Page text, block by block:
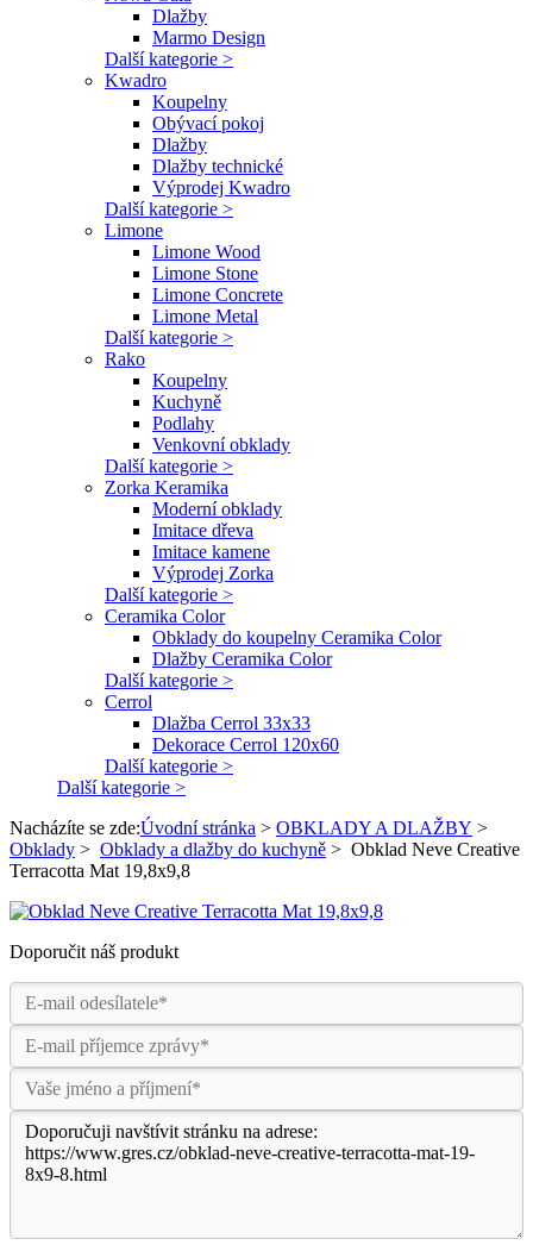
Dlažby
Marmo Design
Další kategorie >
Kwadro
Koupelny
Obývací pokoj
Dlažby
Dlažby technické
Výprodej Kwadro
Další kategorie >
Limone
Limone Wood
Limone Stone
Limone Concrete
Limone Metal
Další kategorie >
Rako
Koupelny
Kuchyně
Podlahy
Venkovní obklady
Další kategorie >
Zorka Keramika
Moderní obklady
Imitace dřeva
Imitace kamene
Výprodej Zorka
Další kategorie >
Ceramika Color
Obklady do koupelny Ceramika Color
Dlažby Ceramika Color
Další kategorie >
Cerrol
Dlažba Cerrol 33x33
Dekorace Cerrol 120x60
Další kategorie >
Další kategorie >
Nacházíte se zde:Úvodní stránka > OBKLADY A DLAŽBY >
Obklady > Obklady a dlažby do kuchyně > Obklad Neve Creative
Terracotta Mat 19,8x9,8
Doporučit náš produkt